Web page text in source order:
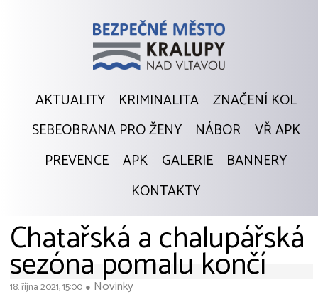
AKTUALITY KRIMINALITA
ZNAČENÍ KOL
SEBEOBRANA PRO ŽENY
NÁBOR
VŘ APK
PREVENCE
APK GALERIE
BANNERY
KONTAKTY
Chatařská a chalupářská
sezóna pomalu končí
18. října 2021, 15:00 ● Novinky